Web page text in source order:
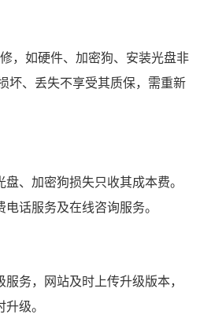
如硬件、加密狗、安装光盘非
坏、丢失不享受其质保，需重新
、加密狗损失只收其成本费。
话服务及在线咨询服务。
务，网站及时上传升级版本，
级。